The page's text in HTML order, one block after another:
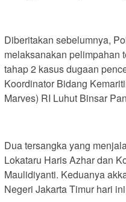
Diberitakan sebelumnya,
melaksanakan pelimpahan
tahap 2 kasus dugaan
Koordinator Bidang
Marves) RI Luhut Binsar
Dua tersangka yang
Lokataru Haris Azhar dan
Maulidiyanti. Keduanya
Negeri Jakarta Timur hari